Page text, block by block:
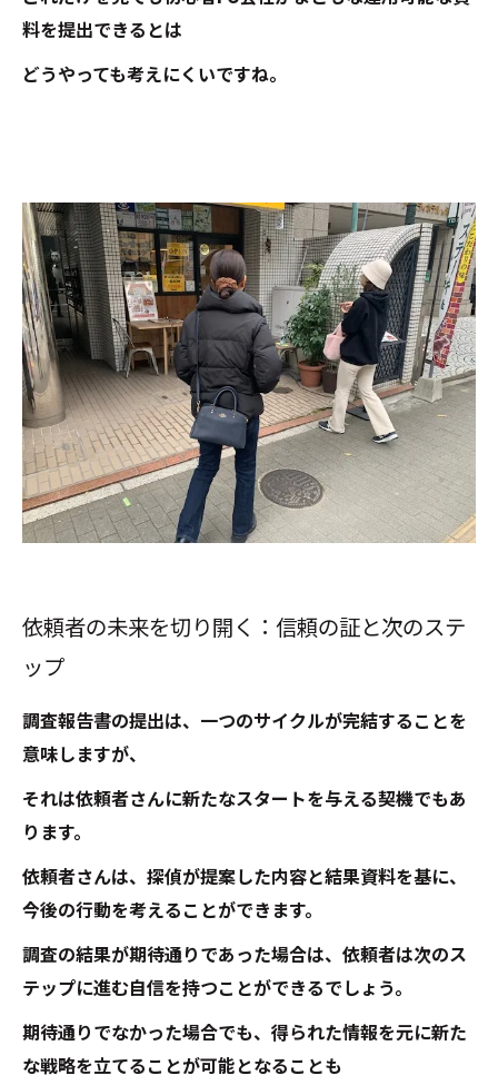
料を提出できるとは
どうやっても考えにくいですね。
依頼者の未来を切り開く：信頼の証と次のステ
ップ
調査報告書の提出は、一つのサイクルが完結することを
意味しますが、
それは依頼者さんに新たなスタートを与える契機でもあ
ります。
依頼者さんは、探偵が提案した内容と結果資料を基に、
今後の行動を考えることができます。
調査の結果が期待通りであった場合は、依頼者は次のス
テップに進む自信を持つことができるでしょう。
期待通りでなかった場合でも、得られた情報を元に新た
な戦略を立てることが可能となることも